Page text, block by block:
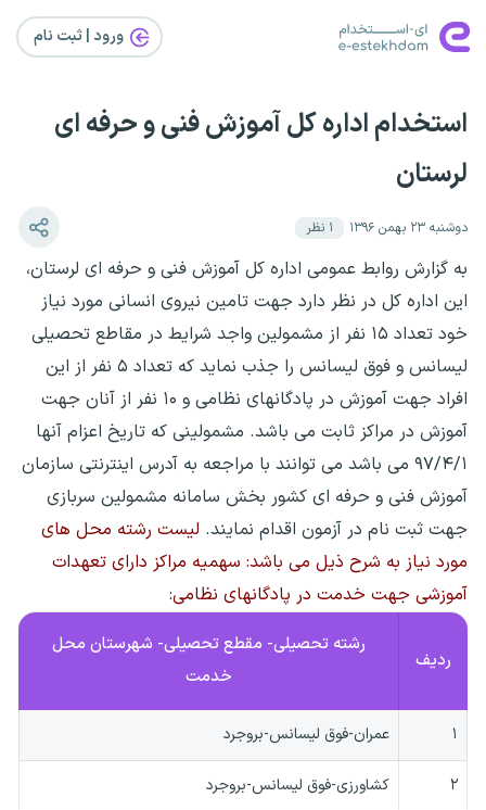
ورود | ثبت‌ نام
استخدام اداره کل آموزش فنی و حرفه ای
لرستان
دوشنبه ۲۳ بهمن ۱۳۹۶ ۱ نظر
به گزارش روابط عمومی اداره کل آموزش فنی و حرفه ای لرستان،
این اداره کل در نظر دارد جهت تامین نیروی انسانی مورد نیاز
خود تعداد ۱۵ نفر از مشمولین واجد شرایط در مقاطع تحصیلی
لیسانس و فوق لیسانس را جذب نماید که تعداد ۵ نفر از این
افراد جهت آموزش در پادگانهای نظامی و ۱۰ نفر از آنان جهت
آموزش در مراکز ثابت می باشد. مشمولینی که تاریخ اعزام آنها
۹۷/۴/۱ می باشد می توانند با مراجعه به آدرس اینترنتی سازمان
آموزش فنی و حرفه ای کشور بخش سامانه مشمولین سربازی
جهت ثبت نام در آزمون اقدام نمایند. لیست رشته محل های
مورد نیاز به شرح ذیل می باشد: سهمیه مراکز دارای تعهدات
آموزشی جهت خدمت در پادگانهای نظامی:
ردیف
رشته تحصیلی- مقطع تحصیلی- شهرستان محل
خدمت
۱ عمران-فوق لیسانس-بروجرد
۲ کشاورزی-فوق لیسانس-بروجرد